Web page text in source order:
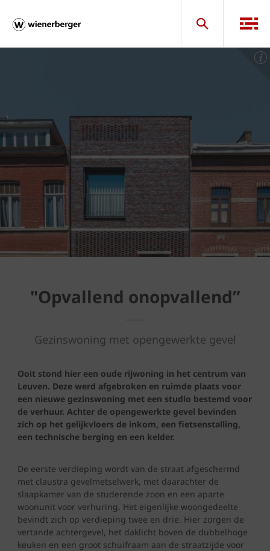
"Opvallend onopvallend”
Gezinswoning met opengewerkte gevel
Ooit stond hier een oude rijwoning in het centrum van
Leuven. Deze werd afgebroken en ruimde plaats voor
een nieuwe gezinswoning met een studio bestemd voor
de verhuur. Achter de opengewerkte gevel bevinden
zich op het gelijkvloers de inkom, een fietsenstalling,
een technische berging en een kelder.
De eerste verdieping wordt van de straat afgeschermd
met claustra gevelmetselwerk, met daarachter de
slaapkamer van de studerende zoon en een aparte
woonunit voor verhuring. Het eigenlijke woongedeelte
bevindt zich op verdieping twee en drie. Hier zorgen de
vertande achtergevel, het daklicht boven de dubbelhoge
keuken en een groot schuifraam aan de straatzijde voor